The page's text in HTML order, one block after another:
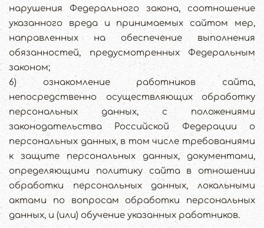
нарушения Федерального закона, соотношение
указанного вреда и принимаемых сайтом мер,
направленных на обеспечение выполнения
обязанностей, предусмотренных Федеральным
законом;
6) ознакомление работников сайта,
непосредственно осуществляющих обработку
персональных данных, с положениями
законодательства Российской Федерации о
персональных данных, в том числе требованиями
к защите персональных данных, документами,
определяющими политику сайта в отношении
обработки персональных данных, локальными
актами по вопросам обработки персональных
данных, и (или) обучение указанных работников.